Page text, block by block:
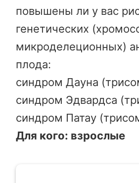
повышены ли у вас
генетических
микроделеционных)
плода:
синдром Дауна
синдром Эдвардса
синдром Патау
Для кого: взрослые